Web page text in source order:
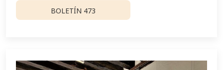
BOLETÍN 473